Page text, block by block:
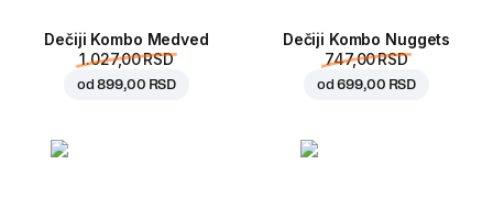
Dečiji Kombo Medved
1.027,00 RSD
od899,00 RSD
Dečiji Kombo Nuggets
747,00 RSD
od699,00 RSD